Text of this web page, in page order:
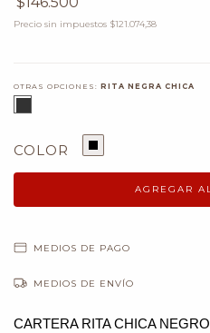
Precio sin impuestos $121.074,38
OTRAS OPCIONES: RITA NEGRA CHICA
COLOR
MEDIOS DE PAGO
MEDIOS DE ENVÍO
CARTERA RITA CHICA NEGRO